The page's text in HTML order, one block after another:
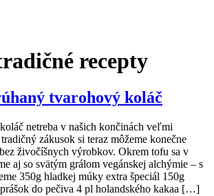
recepty
tvarohový koláč
netreba v našich končinách veľmi
zákusok si teraz môžeme konečne
živočíšnych výrobkov. Okrem tofu sa v
aj so svätým grálom vegánskej alchýmie – s
350g hladkej múky extra špeciál 150g
do pečiva 4 pl holandského kakaa […]